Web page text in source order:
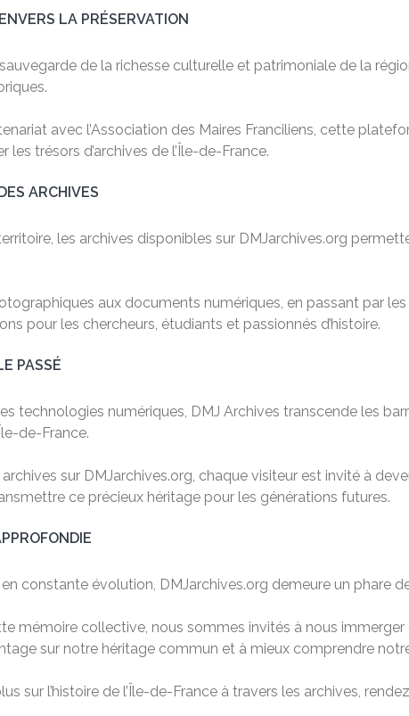
LA PRÉSERVATION
de la richesse culturelle et patrimoniale de la
avec l’Association des Maires Franciliens, cette
les trésors d’archives de l’Île-de-France.
ARCHIVES
les archives disponibles sur DMJarchives.org
aux documents numériques, en passant par
pour les chercheurs, étudiants et passionnés d’histoire.
PASSÉ
technologies numériques, DMJ Archives transcende les
de-France.
sur DMJarchives.org, chaque visiteur est invité à
ce précieux héritage pour les générations futures.
constante évolution, DMJarchives.org demeure un phare
mémoire collective, nous sommes invités à nous
sur notre héritage commun et à mieux comprendre
sur l’histoire de l’Île-de-France à travers les archives,